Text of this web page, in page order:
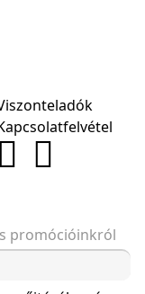
promócióinkról